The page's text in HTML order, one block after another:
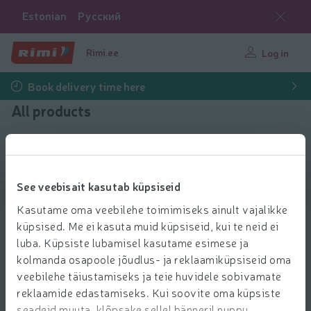
See veebisait kasutab küpsiseid
Kasutame oma veebilehe toimimiseks ainult vajalikke
küpsised. Me ei kasuta muid küpsiseid, kui te neid ei
luba. Küpsiste lubamisel kasutame esimese ja
kolmanda osapoole jõudlus- ja reklaamiküpsiseid oma
veebilehe täiustamiseks ja teie huvidele sobivamate
reklaamide edastamiseks. Kui soovite oma küpsiste
Estonian Русский
Rimi.ee Log in
Book delivery time here
All products
Filter products
Show products
Kärbsepaber rullis 4tk blisterpakend
1.69 € per pcs.
1 69
€/pcs. Regular price: 2,15 €
2,15€
Price per unit: 0,42 €/pcs.
0,42 €/pcs.
Add to cart